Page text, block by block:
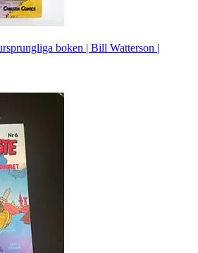
boken | Bill Watterson |